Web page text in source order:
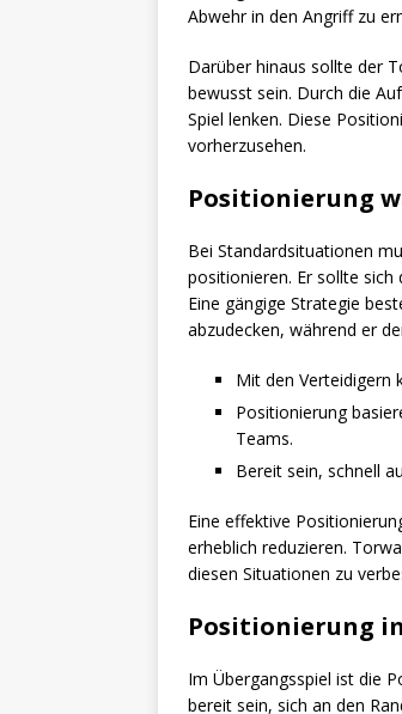
Abwehr in den Angriff zu
Darüber hinaus sollte der
bewusst sein. Durch die
Spiel lenken. Diese
vorherzusehen.
Positionierung
Bei Standardsituationen
positionieren. Er sollte
Eine gängige Strategie
abzudecken, während er
Mit den Verteidigern
Positionierung
Teams.
Bereit sein, schnell
Eine effektive
erheblich reduzieren.
diesen Situationen zu
Positionierung
Im Übergangsspiel ist die
bereit sein, sich an den